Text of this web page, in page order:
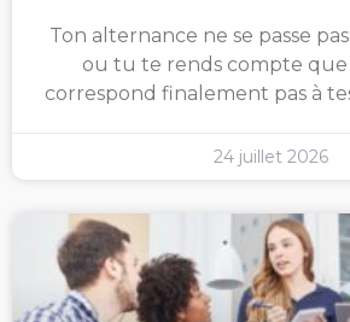
Ton alternance ne se passe
ou tu te rends compte que
correspond finalement pas à
24 juillet 2026